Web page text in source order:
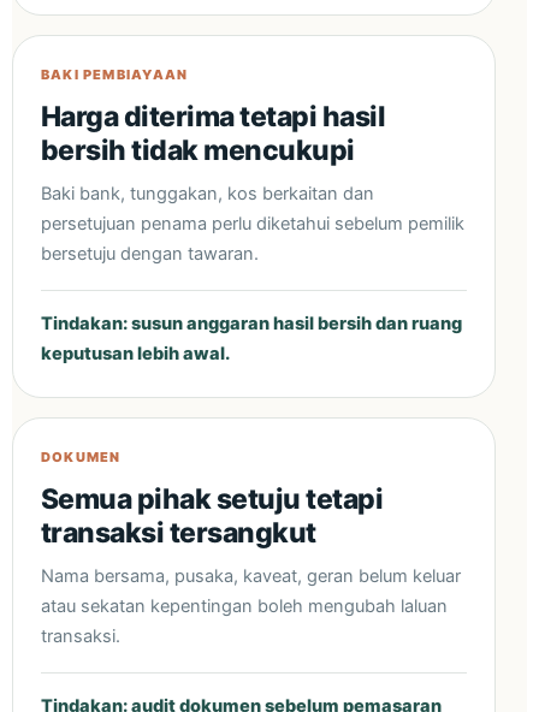
BAKI PEMBIAYAAN
Harga diterima tetapi hasil
bersih tidak mencukupi
Baki bank, tunggakan, kos berkaitan dan
persetujuan penama perlu diketahui sebelum pemilik
bersetuju dengan tawaran.
Tindakan: susun anggaran hasil bersih dan ruang
keputusan lebih awal.
DOKUMEN
Semua pihak setuju tetapi
transaksi tersangkut
Nama bersama, pusaka, kaveat, geran belum keluar
atau sekatan kepentingan boleh mengubah laluan
transaksi.
Tindakan: audit dokumen sebelum pemasaran